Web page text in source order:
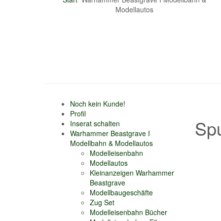
Modellautos
Noch kein Kunde!
Profil
Inserat schalten
Warhammer Beastgrave I
Modellbahn & Modellautos
Modelleisenbahn
Modellautos
Kleinanzeigen Warhammer
Beastgrave
Modellbaugeschäfte
Zug Set
Modelleisenbahn Bücher